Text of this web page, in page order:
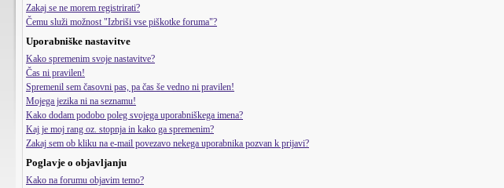
Zakaj se ne morem registrirati?
Čemu služi možnost "Izbriši vse piškotke foruma"?
Uporabniške nastavitve
Kako spremenim svoje nastavitve?
Čas ni pravilen!
Spremenil sem časovni pas, pa čas še vedno ni pravilen!
Mojega jezika ni na seznamu!
Kako dodam podobo poleg svojega uporabniškega imena?
Kaj je moj rang oz. stopnja in kako ga spremenim?
Zakaj sem ob kliku na e-mail povezavo nekega uporabnika pozvan k prijavi?
Poglavje o objavljanju
Kako na forumu objavim temo?